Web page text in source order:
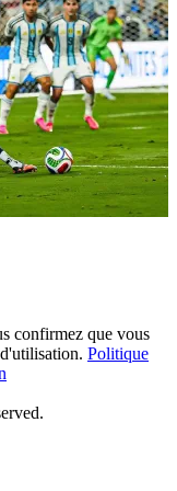
confirmez que vous
Politique